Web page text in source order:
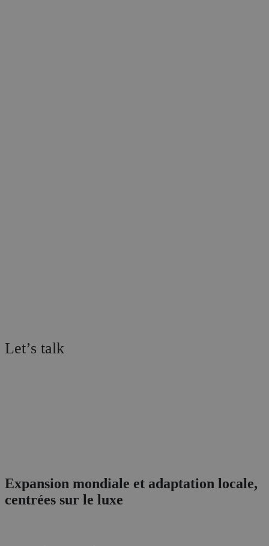
Let’s talk
Expansion mondiale et adaptation locale,
centrées sur le luxe